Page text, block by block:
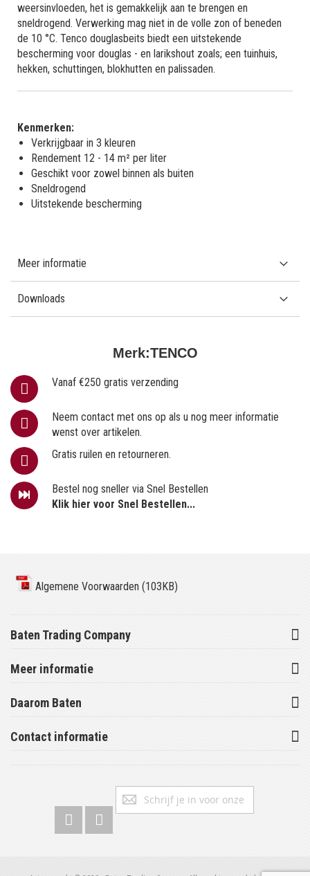
Merk:TENCO
Vanaf €250 gratis verzending
Neem contact met ons op als u nog meer informatie
wenst over artikelen.
Gratis ruilen en retourneren.
Bestel nog sneller via Snel Bestellen
Klik hier voor Snel Bestellen...
weersinvloeden, het is gemakkelijk aan te brengen en
sneldrogend. Verwerking mag niet in de volle zon of beneden
de 10 °C. Tenco douglasbeits biedt een uitstekende
bescherming voor douglas - en larikshout zoals; een tuinhuis,
hekken, schuttingen, blokhutten en palissaden.
Kenmerken:
Verkrijgbaar in 3 kleuren
Rendement 12 - 14 m² per liter
Geschikt voor zowel binnen als buiten
Sneldrogend
Uitstekende bescherming
Meer informatie
Downloads
Algemene Voorwaarden (103KB)
Baten Trading Company
Meer informatie
Daarom Baten
Contact informatie
Abonneer